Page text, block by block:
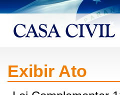
Exibir Ato